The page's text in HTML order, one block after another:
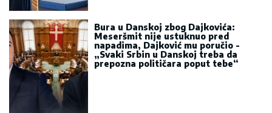
Bura u Danskoj zbog Dajkovića:
Meseršmit nije ustuknuo pred
napadima, Dajković mu poručio -
„Svaki Srbin u Danskoj treba da
prepozna političara poput tebe“